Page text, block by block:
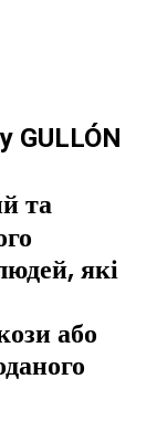
GULLÓN
та
які
або